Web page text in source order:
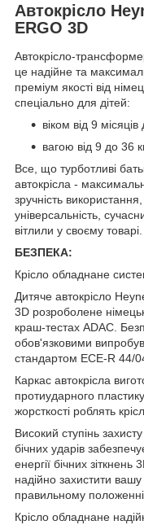
Автокрісло
ERGO 3D
Автокрісло-
це надійне та
преміум якості від
спеціально для дітей:
віком від 9
вагою від 9 до 36
Все, що турботливі
автокрісла -
зручність використання,
універсальність,
вітлили у своєму товарі.
БЕЗПЕКА:
Крісло обладнане
Дитяче автокрісло
3D розроболене
краш-тестах ADAC.
обов'язковими
стандартом ECE-R 44/
Каркас автокрісла
протиударного
жорсткості роблять
Високий ступінь
бічних ударів
енергії бічних
надійно захистити
правильному
Крісло обладнане